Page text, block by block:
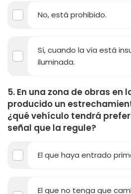
No, está prohibido.
Sí, cuando la vía está
iluminada.
5. En una zona de obras en
producido un
¿qué vehículo tendrá
señal que la regule?
El que haya entrado
El que no tenga que